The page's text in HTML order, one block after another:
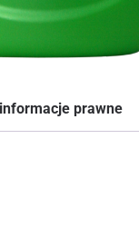
prawne